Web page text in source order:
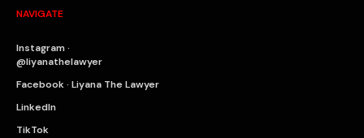
NAVIGATE
Instagram ·
@liyanathelawyer
Facebook · Liyana The Lawyer
LinkedIn
TikTok